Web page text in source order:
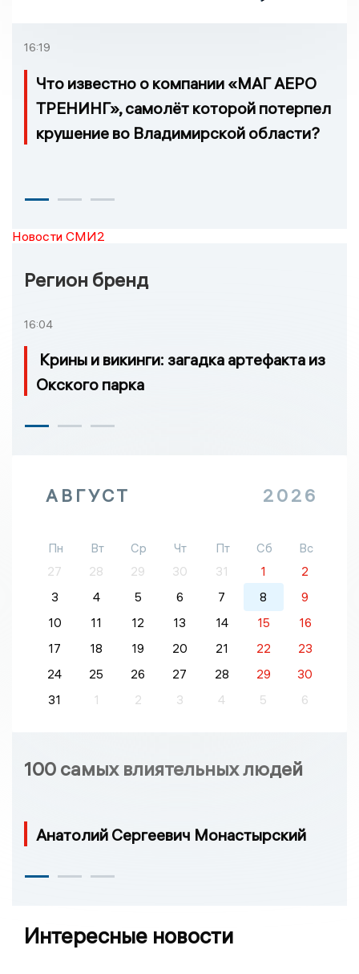
16:19
Что известно о компании «МАГ АЕРО
ТРЕНИНГ», самолёт которой потерпел
крушение во Владимирской области?
Новости СМИ2
Регион бренд
16:04
Крины и викинги: загадка артефакта из
Окского парка
АВГУСТ 2026
Пн Вт Ср Чт Пт Сб
Вс
27
28 29 30 31 1
2
3
4 5 6 7 8
9
10
11 12 13 14 15
16
17
18 19 20 21 22
23
24
25 26 27 28 29
30
31
1 2 3 4 5 6
100 самых влиятельных людей
Анатолий Сергеевич Монастырский
Интересные новости